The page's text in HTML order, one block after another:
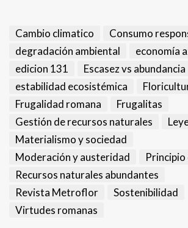
Cambio climatico
Consumo
degradación ambiental
economía
edicion 131
Escasez vs abundancia
estabilidad ecosistémica
Frugalidad romana
Frugalitas
Gestión de recursos naturales
Materialismo y sociedad
Moderación y austeridad
Principio
Recursos naturales abundantes
Revista Metroflor
Sostenibilidad
Virtudes romanas